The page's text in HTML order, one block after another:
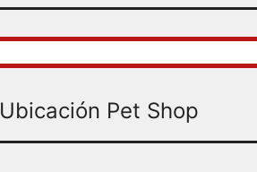
Ubicación Pet Shop